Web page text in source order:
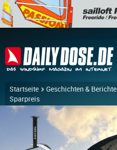
Startseite Geschichten & Berichte
Sparpreis